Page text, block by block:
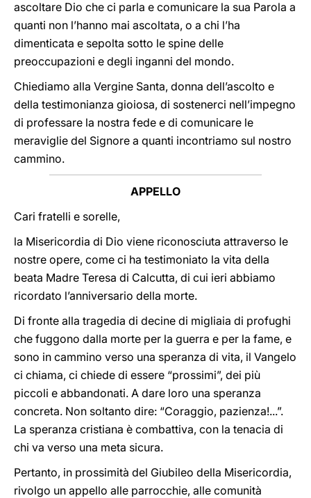
ascoltare Dio che ci parla e comunicare la sua Parola a
quanti non l’hanno mai ascoltata, o a chi l’ha
dimenticata e sepolta sotto le spine delle
preoccupazioni e degli inganni del mondo.
Chiediamo alla Vergine Santa, donna dell’ascolto e
della testimonianza gioiosa, di sostenerci nell’impegno
di professare la nostra fede e di comunicare le
meraviglie del Signore a quanti incontriamo sul nostro
cammino.
APPELLO
Cari fratelli e sorelle,
la Misericordia di Dio viene riconosciuta attraverso le
nostre opere, come ci ha testimoniato la vita della
beata Madre Teresa di Calcutta, di cui ieri abbiamo
ricordato l’anniversario della morte.
Di fronte alla tragedia di decine di migliaia di profughi
che fuggono dalla morte per la guerra e per la fame, e
sono in cammino verso una speranza di vita, il Vangelo
ci chiama, ci chiede di essere “prossimi”, dei più
piccoli e abbandonati. A dare loro una speranza
concreta. Non soltanto dire: “Coraggio, pazienza!...”.
La speranza cristiana è combattiva, con la tenacia di
chi va verso una meta sicura.
Pertanto, in prossimità del Giubileo della Misericordia,
rivolgo un appello alle parrocchie, alle comunità